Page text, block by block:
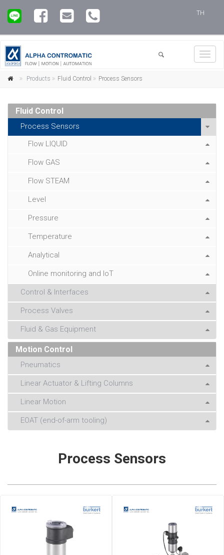
TH
Products Fluid Control Process Sensors
Fluid Control
Process Sensors
Flow LIQUID
Flow GAS
Flow STEAM
Level
Pressure
Temperature
Analytical
Online monitoring and IoT
Control & Interfaces
Process Valves
Fluid & Gas Equipment
Motion Control
Pneumatics
Linear Actuator & Lifting Columns
Linear Motion
EOAT (end-of-arm tooling)
Process Sensors